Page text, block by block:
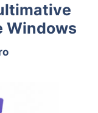
Windows